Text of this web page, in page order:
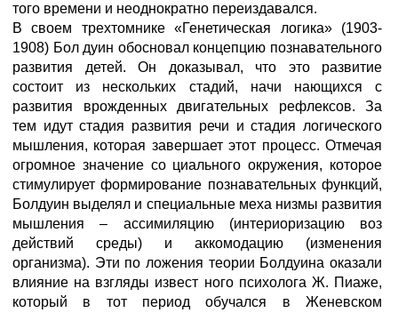
того времени и неоднократно переиздавался.
В своем трехтомнике «Генетическая логика» (1903-
1908) Бол дуин обосновал концепцию познавательного
развития детей. Он доказывал, что это развитие
состоит из нескольких стадий, начи нающихся с
развития врожденных двигательных рефлексов. За
тем идут стадия развития речи и стадия логического
мышления, которая завершает этот процесс. Отмечая
огромное значение со циального окружения, которое
стимулирует формирование познавательных функций,
Болдуин выделял и специальные меха низмы развития
мышления – ассимиляцию (интериоризацию воз
действий среды) и аккомодацию (изменения
организма). Эти по ложения теории Болдуина оказали
влияние на взгляды извест ного психолога Ж. Пиаже,
который в тот период обучался в Женевском